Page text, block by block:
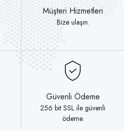
Müşteri Hizmetleri
Bize ulaşın.
Güvenli Ödeme
256 bit SSL ile güvenli
ödeme.